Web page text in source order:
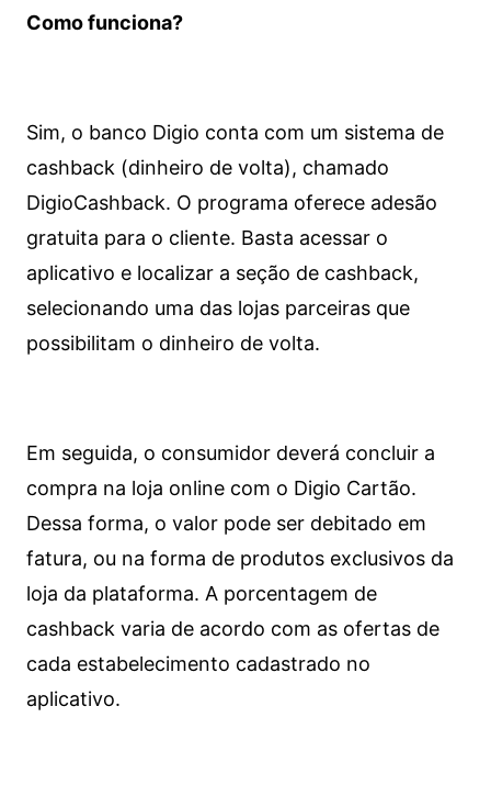
Como funciona?
Sim, o banco Digio conta com um sistema de
cashback (dinheiro de volta), chamado
DigioCashback. O programa oferece adesão
gratuita para o cliente. Basta acessar o
aplicativo e localizar a seção de cashback,
selecionando uma das lojas parceiras que
possibilitam o dinheiro de volta.
Em seguida, o consumidor deverá concluir a
compra na loja online com o Digio Cartão.
Dessa forma, o valor pode ser debitado em
fatura, ou na forma de produtos exclusivos da
loja da plataforma. A porcentagem de
cashback varia de acordo com as ofertas de
cada estabelecimento cadastrado no
aplicativo.